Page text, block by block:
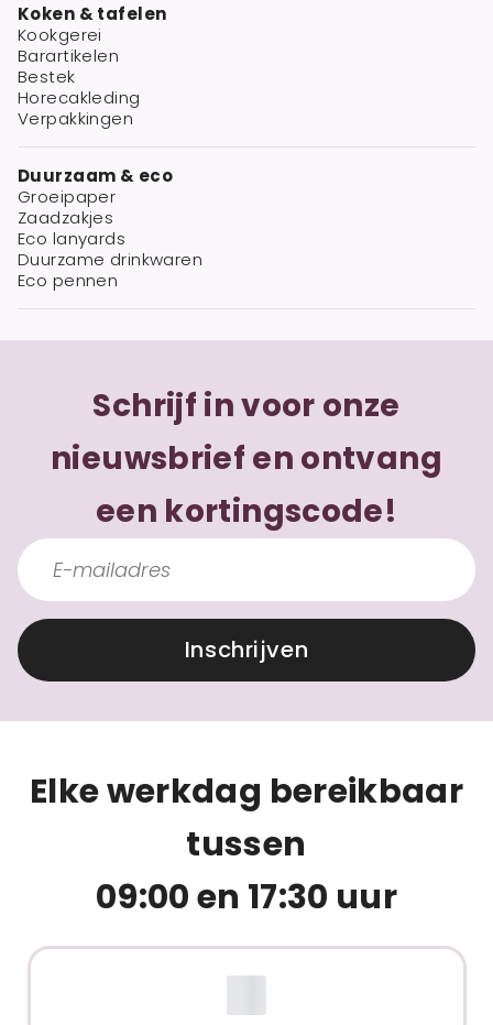
Koken & tafelen
Kookgerei
Barartikelen
Bestek
Horecakleding
Verpakkingen
Duurzaam & eco
Groeipaper
Zaadzakjes
Eco lanyards
Duurzame drinkwaren
Eco pennen
Schrijf in voor onze
nieuwsbrief en ontvang
een kortingscode!
Inschrijven
Elke werkdag bereikbaar
tussen
09:00 en 17:30 uur